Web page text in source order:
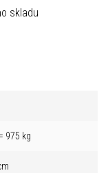
skladu
975 kg